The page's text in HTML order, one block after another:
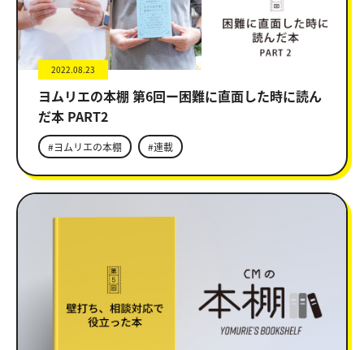
2022.08.23
ヨムリエの本棚 第6回ー困難に直面した時に読ん
だ本 PART2
#ヨムリエの本棚 #連載